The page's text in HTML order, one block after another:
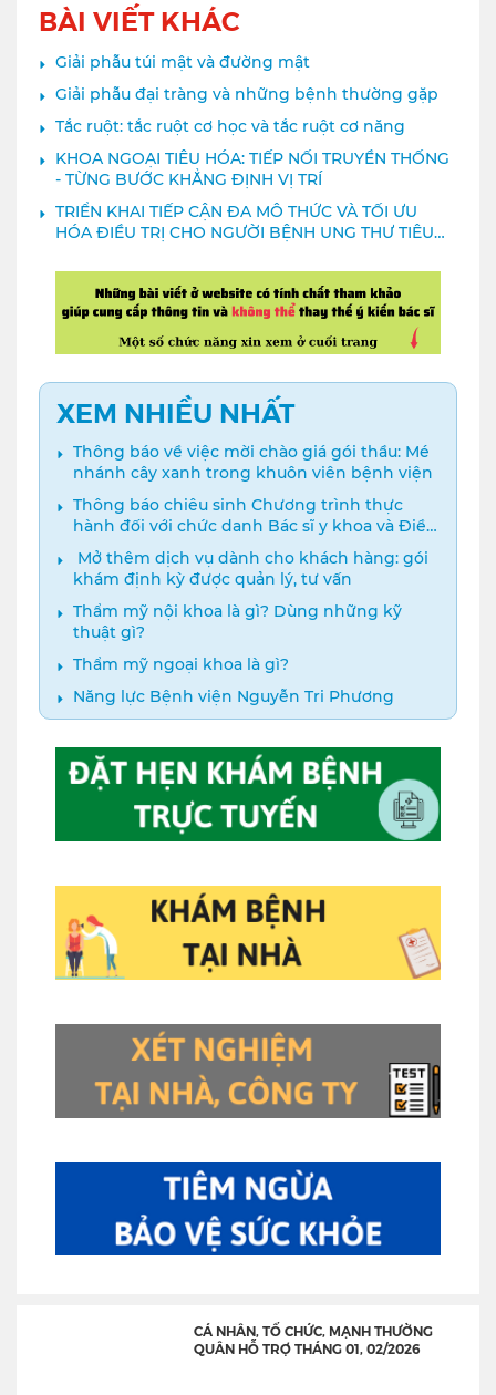
BÀI VIẾT KHÁC
Giải phẫu túi mật và đường mật
Giải phẫu đại tràng và những bệnh thường gặp
Tắc ruột: tắc ruột cơ học và tắc ruột cơ năng
KHOA NGOẠI TIÊU HÓA: TIẾP NỐI TRUYỀN THỐNG
- TỪNG BƯỚC KHẲNG ĐỊNH VỊ TRÍ
TRIỂN KHAI TIẾP CẬN ĐA MÔ THỨC VÀ TỐI ƯU
HÓA ĐIỀU TRỊ CHO NGƯỜI BỆNH UNG THƯ TIÊU
XEM NHIỀU NHẤT
Thông báo về việc mời chào giá gói thầu: Mé
nhánh cây xanh trong khuôn viên bệnh viện
Thông báo chiêu sinh Chương trình thực
hành đối với chức danh Bác sĩ y khoa và Điều
dưỡng năm 2024
️ Mở thêm dịch vụ dành cho khách hàng: gói
khám định kỳ được quản lý, tư vấn
Thẩm mỹ nội khoa là gì? Dùng những kỹ
thuật gì?
Thẩm mỹ ngoại khoa là gì?
Năng lực Bệnh viện Nguyễn Tri Phương
CÁ NHÂN, TỔ CHỨC, MẠNH THƯỜNG
QUÂN HỖ TRỢ THÁNG 01, 02/2026